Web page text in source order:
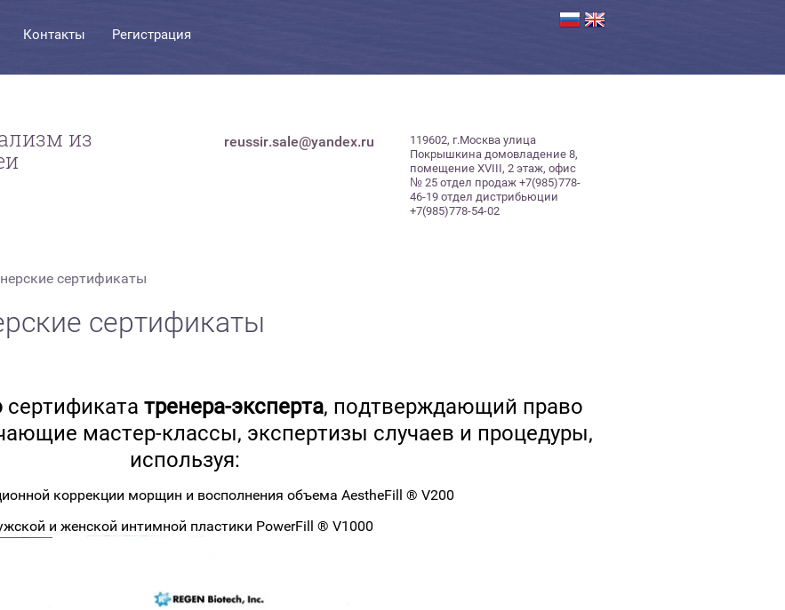
Контакты Регистрация
из
reussir.sale@yandex.ru
119602, г.Москва улица
Покрышкина домовладение 8,
помещение XVIII, 2 этаж, офис
№ 25 отдел продаж +7(985)778-
46-19 отдел дистрибьюции
+7(985)778-54-02
сертификаты
сертификаты
сертификата тренера-эксперта, подтверждающий право
мастер-классы, экспертизы случаев и процедуры,
используя:
коррекции морщин и восполнения объема AestheFill ® V200
и женской интимной пластики PowerFill ® V1000